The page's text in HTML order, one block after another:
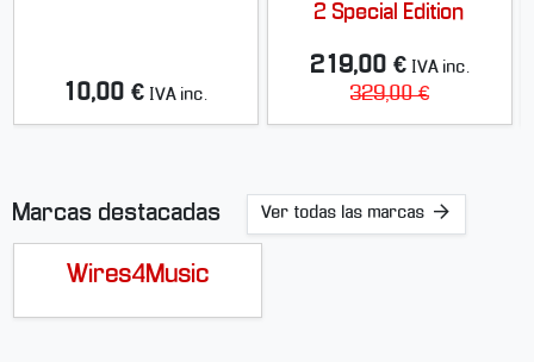
10,00 € IVA inc.
2 Special Edition
219,00 € IVA inc.
329,00 €
Marcas destacadas Ver todas las marcas
Wires4Music